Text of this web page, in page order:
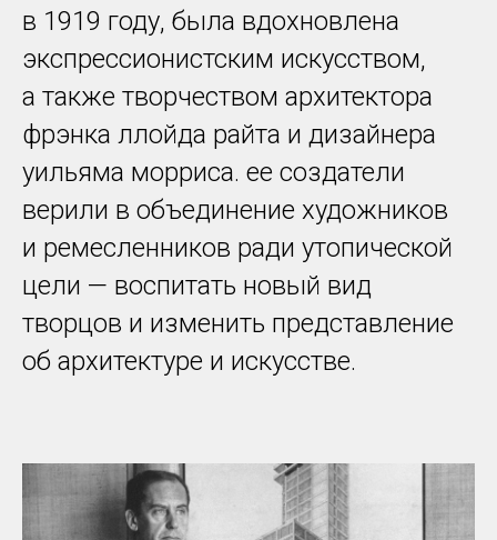
в 1919 году, была вдохновлена
экспрессионистским искусством,
а также творчеством архитектора
фрэнка ллойда райта и дизайнера
уильяма морриса. ее создатели
верили в объединение художников
и ремесленников ради утопической
цели — воспитать новый вид
творцов и изменить представление
об архитектуре и искусстве.